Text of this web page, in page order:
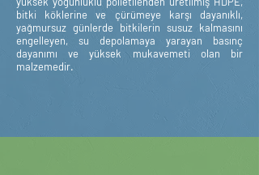
bitki köklerine ve çürümeye karşı dayanıklı,
yağmursuz günlerde bitkilerin susuz kalmasını
engelleyen, su depolamaya yarayan basınç
dayanımı ve yüksek mukavemeti olan bir
malzemedir.